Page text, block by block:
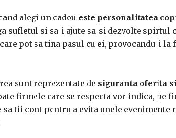
alegi un cadou este personalitatea
sufletul si sa-i ajute sa-si dezvolte spirtul
pot sa tina pasul cu ei, provocandu-i la
sunt reprezentate de siguranta oferita
firmele care se respecta vor indica, pe
tii cont pentru a evita unele evenimente